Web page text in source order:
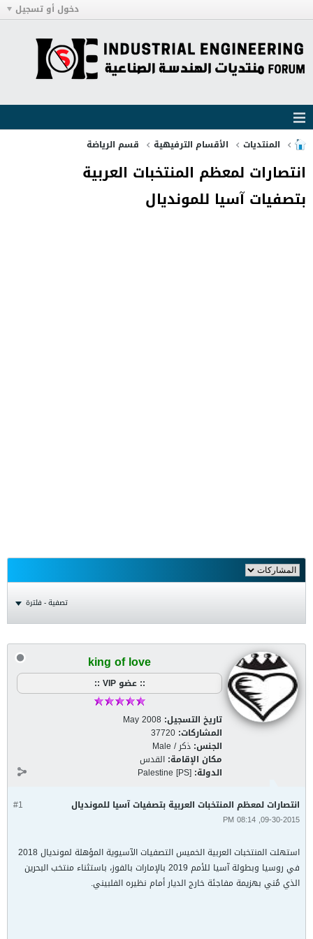
دخول أو تسجيل
المنتديات الأقسام الترفيهية قسم الرياضة
انتصارات لمعظم المنتخبات العربية
بتصفيات آسيا للمونديال
تصفية - فلترة
king of love
:: عضو VIP ::
تاريخ التسجيل: May 2008
المشاركات: 37720
الجنس: ذكر / Male
مكان الإقامة: القدس
الدولة: Palestine [PS]
#1 انتصارات لمعظم المنتخبات العربية بتصفيات آسيا للمونديال
09-30-2015, 08:14 PM
استهلت المنتخبات العربية الخميس التصفيات الآسيوية المؤهلة لمونديال 2018
في روسيا وبطولة آسيا للأمم 2019 بالإمارات بالفوز، باستثناء منتخب البحرين
الذي مُني بهزيمة مفاجئة خارج الديار أمام نظيره الفلبيني.